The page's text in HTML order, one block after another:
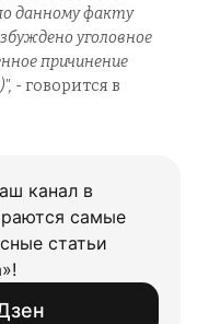
данному факту
уголовное
причинение
- говорится в
канал в
самые
статьи